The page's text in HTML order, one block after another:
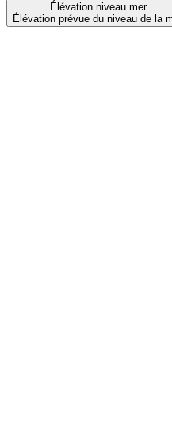
Élévation niveau mer
Élévation prévue du niveau de la